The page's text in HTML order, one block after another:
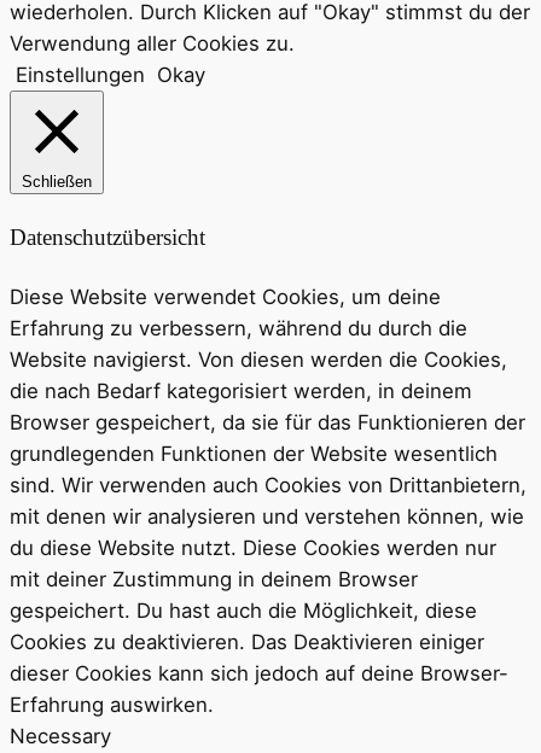
wiederholen. Durch Klicken auf "Okay" stimmst du der
Verwendung aller Cookies zu.
Einstellungen Okay
Schließen
Datenschutzübersicht
Diese Website verwendet Cookies, um deine
Erfahrung zu verbessern, während du durch die
Website navigierst. Von diesen werden die Cookies,
die nach Bedarf kategorisiert werden, in deinem
Browser gespeichert, da sie für das Funktionieren der
grundlegenden Funktionen der Website wesentlich
sind. Wir verwenden auch Cookies von Drittanbietern,
mit denen wir analysieren und verstehen können, wie
du diese Website nutzt. Diese Cookies werden nur
mit deiner Zustimmung in deinem Browser
gespeichert. Du hast auch die Möglichkeit, diese
Cookies zu deaktivieren. Das Deaktivieren einiger
dieser Cookies kann sich jedoch auf deine Browser-
Erfahrung auswirken.
Necessary